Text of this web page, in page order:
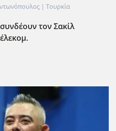
| Τουρκία
τον Σακίλ